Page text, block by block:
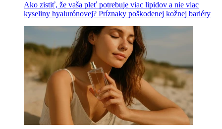
Ako zistiť, že vaša pleť potrebuje viac lipidov a nie viac
kyseliny hyalurónovej? Príznaky poškodenej kožnej bariéry